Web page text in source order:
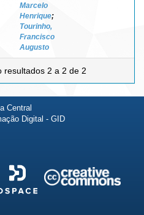
Marcelo
Henrique;
Tourinho,
Francisco
Augusto
resultados 2 a 2 de 2
Central
Digital - GID